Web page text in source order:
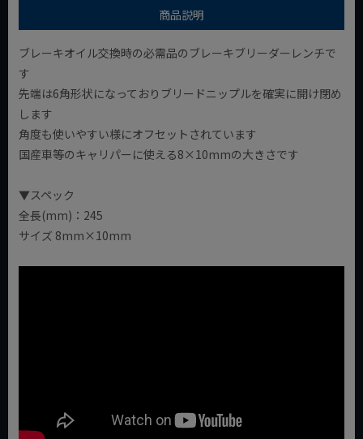
商品説明
ブレーキオイル交換時の必需品のブレーキブリーダーレンチで
す
先端は6角形状になっておりブリードニップルを確実に開け閉め
します
角度も使いやすい様にオフセットされています
国産車等のキャリパーに使える8×10mmの大きさです
▼スペック
全長(mm)：245
サイズ 8mm×10mm